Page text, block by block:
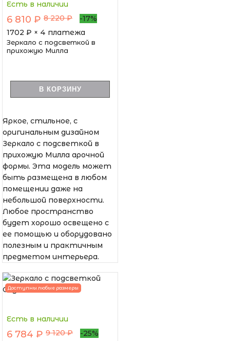
Есть в наличии
6 810 ₽ 8 220 ₽
-17%
1702 ₽ × 4 платежа
Зеркало с подсветкой в
прихожую Милла
В КОРЗИНУ
Яркое, стильное, с
оригинальным дизайном
Зеркало с подсветкой в
прихожую Милла арочной
формы. Эта модель может
быть размещена в любом
помещении даже на
небольшой поверхности.
Любое пространство
будет хорошо освещено с
ее помощью и оборудовано
полезным и практичным
предметом интерьера.
Доступны любые размеры
Есть в наличии
6 784 ₽ 9 120 ₽
-25%